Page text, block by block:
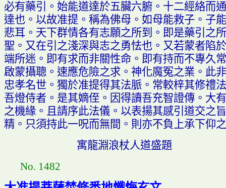
必有藥引
。 始能道達於五臟六腑。 十二經絡而
達也。 以故准提 。 稱為佛母。 如母能救子。 子
悲耳。 天下群情各有志願之所到 。 即是藥引之
聖 。 又在引之淺深與志之勇怯也。 又若蒙者陷
端所迷 。 即有求而非關性命。 即有持而不專久常
啟蒙攝聰。 速應危險之求。 神化魔冤之業 。 此
忠孝名世。 獨於准提得其法脈。 常較梓其修禮
吾燈侍者。 是其嫡侄 。 因得讀吾充智證傳。 大
之機緣。 且請序此法儀。 以表揚其感引道交之旨
精。 只須持此一呪而無間 。 則亦不負上承下仰
寓龍淵浪杖人道盛題
No. 1482